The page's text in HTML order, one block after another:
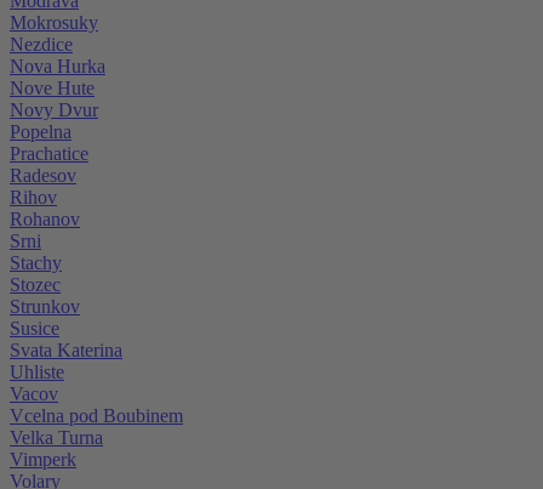
Mokrosuky
Nezdice
Nova Hurka
Nove Hute
Novy Dvur
Popelna
Prachatice
Radesov
Rihov
Rohanov
Srni
Stachy
Stozec
Strunkov
Susice
Svata Katerina
Uhliste
Vacov
Vcelna pod Boubinem
Velka Turna
Vimperk
Volary